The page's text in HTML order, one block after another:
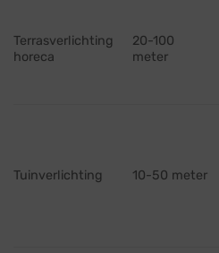
Terrasverlichting
horeca
20-100
meter
Tuinverlichting 10-50 meter